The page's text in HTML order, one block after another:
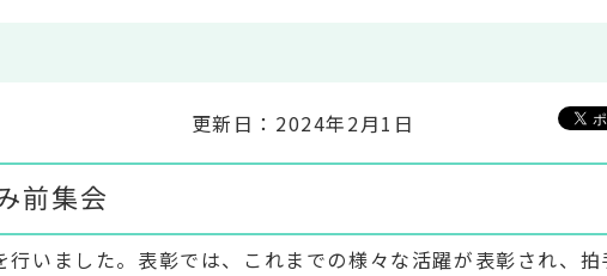
更新日：2024年2月1日
前集会
いました。表彰では、これまでの様々な活躍が表彰され、拍